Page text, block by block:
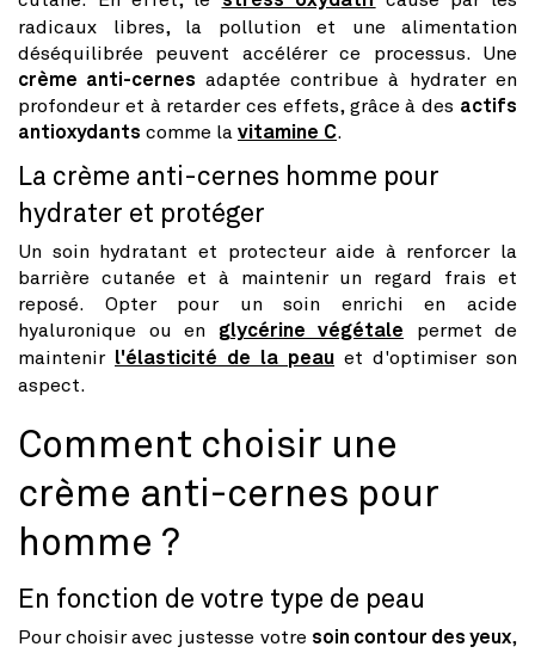
radicaux libres, la pollution et une alimentation
déséquilibrée peuvent accélérer ce processus. Une
crème anti-cernes adaptée contribue à hydrater en
profondeur et à retarder ces effets, grâce à des actifs
antioxydants comme la vitamine C.
La crème anti-cernes homme pour
hydrater et protéger
Un soin hydratant et protecteur aide à renforcer la
barrière cutanée et à maintenir un regard frais et
reposé. Opter pour un soin enrichi en acide
hyaluronique ou en glycérine végétale permet de
maintenir l'élasticité de la peau et d'optimiser son
aspect.
Comment choisir une
crème anti-cernes pour
homme ?
En fonction de votre type de peau
Pour choisir avec justesse votre soin contour des yeux,